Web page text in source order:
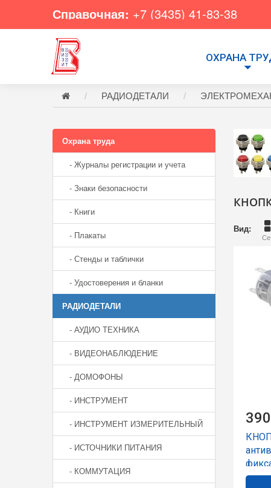
Справочная: +7 (3435) 41-83-38
ОХРАНА
РАДИОДЕТАЛИ
Охрана труда
- Журналы регистрации и учета
- Знаки безопасности
- Книги
- Плакаты
- Стенды и таблички
- Удостоверения и бланки
РАДИОДЕТАЛИ
- АУДИО ТЕХНИКА
- ВИДЕОНАБЛЮДЕНИЕ
- ДОМОФОНЫ
- ИНСТРУМЕНТ
- ИНСТРУМЕНТ ИЗМЕРИТЕЛЬНЫЙ
- ИСТОЧНИКИ ПИТАНИЯ
- КОММУТАЦИЯ
Вид: